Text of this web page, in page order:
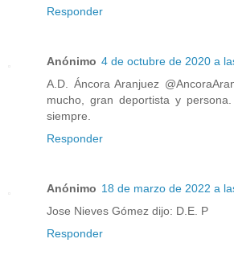
Responder
Anónimo 4 de octubre de 2020 a
A.D. Áncora Aranjuez
mucho, gran deportista y
siempre.
Responder
Anónimo 18 de marzo de 2022 a
Jose Nieves Gómez dijo: D.E. P
Responder